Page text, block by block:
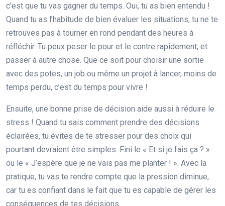
c’est que tu vas gagner du temps. Oui, tu as bien entendu !
Quand tu as l’habitude de bien évaluer les situations, tu ne te
retrouves pas à tourner en rond pendant des heures à
réfléchir. Tu peux peser le pour et le contre rapidement, et
passer à autre chose. Que ce soit pour choisir une sortie
avec des potes, un job ou même un projet à lancer, moins de
temps perdu, c’est du temps pour vivre !
Ensuite, une bonne prise de décision aide aussi à réduire le
stress ! Quand tu sais comment prendre des décisions
éclairées, tu évites de te stresser pour des choix qui
pourtant devraient être simples. Fini le « Et si je fais ça ? »
ou le « J’espère que je ne vais pas me planter ! ». Avec la
pratique, tu vas te rendre compte que la pression diminue,
car tu es confiant dans le fait que tu es capable de gérer les
conséquences de tes décisions.